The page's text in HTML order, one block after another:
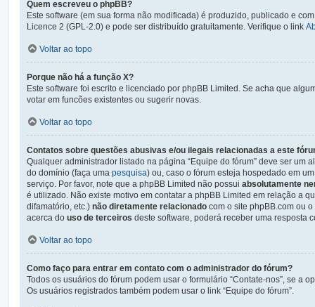
Quem escreveu o phpBB?
Este software (em sua forma não modificada) é produzido, publicado e
Licence 2 (GPL-2.0) e pode ser distribuído gratuitamente. Verifique o link
Voltar ao topo
Porque não há a função X?
Este software foi escrito e licenciado por phpBB Limited. Se acha que
votar em funcões existentes ou sugerir novas.
Voltar ao topo
Contatos sobre questões abusivas e/ou ilegais relacionadas a este
Qualquer administrador listado na página “Equipe do fórum” deve ser
do domínio (faça uma pesquisa) ou, caso o fórum esteja hospedado em
serviço. Por favor, note que a phpBB Limited não possui absolutamente
é utilizado. Não existe motivo em contatar a phpBB Limited em relação a
difamatório, etc.) não diretamente relacionado com o site phpBB.com ou
acerca do uso de terceiros deste software, poderá receber uma resposta
Voltar ao topo
Como faço para entrar em contato com o administrador do fórum?
Todos os usuários do fórum podem usar o formulário “Contate-nos”, se a
Os usuários registrados também podem usar o link “Equipe do fórum”.